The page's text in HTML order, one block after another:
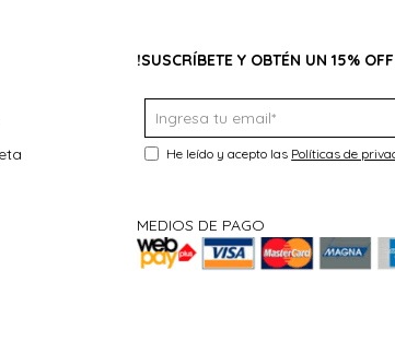
!SUSCRÍBETE Y OBTÉN UN 15%
He leído y acepto las Políticas de
MEDIOS DE PAGO